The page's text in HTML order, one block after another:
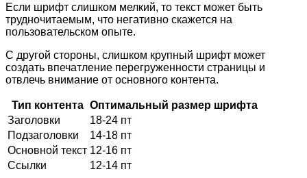
Если шрифт слишком мелкий, то текст может быть
трудночитаемым, что негативно скажется на
пользовательском опыте.
С другой стороны, слишком крупный шрифт может
создать впечатление перегруженности страницы и
отвлечь внимание от основного контента.
Тип контента Оптимальный размер шрифта
Заголовки
18-24 пт
Подзаголовки
14-18 пт
Основной текст 12-16 пт
Ссылки
12-14 пт